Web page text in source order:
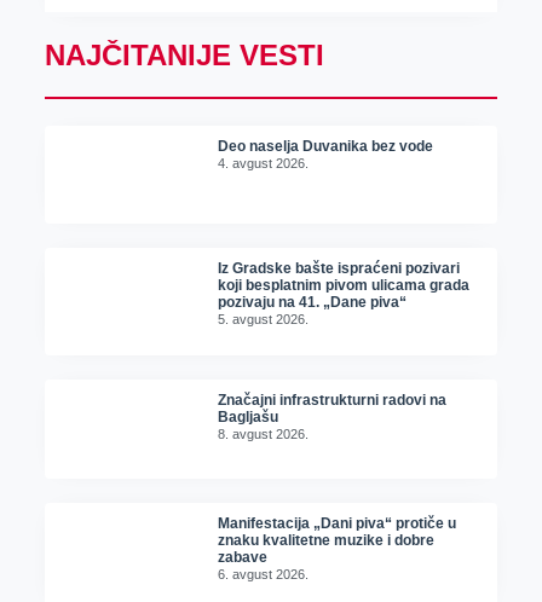
NAJČITANIJE VESTI
Deo naselja Duvanika bez vode
4. avgust 2026.
Iz Gradske bašte ispraćeni pozivari
koji besplatnim pivom ulicama grada
pozivaju na 41. „Dane piva“
5. avgust 2026.
Značajni infrastrukturni radovi na
Bagljašu
8. avgust 2026.
Manifestacija „Dani piva“ protiče u
znaku kvalitetne muzike i dobre
zabave
6. avgust 2026.